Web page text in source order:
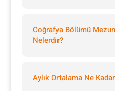
Coğrafya Bölümü
Nelerdir?
Aylık Ortalama Ne